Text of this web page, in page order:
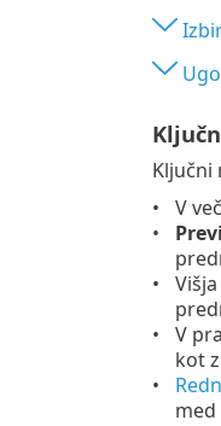
Ključni
V
V
kot